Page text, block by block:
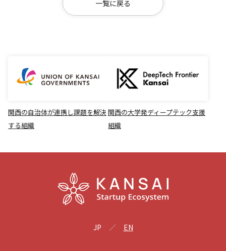
一覧に戻る
関西の自治体が連携し課題を解決
する組織
関西の大学発ディープテック支援
組織
JP EN